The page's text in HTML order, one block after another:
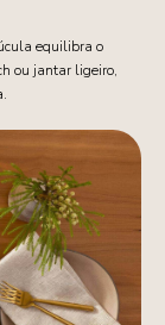
equilibra o
ou jantar ligeiro,